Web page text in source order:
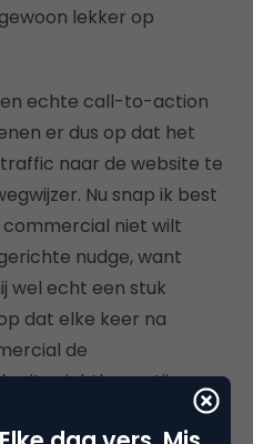
lekker op
echte call-to-action
er dus op dat het
naar de website te
Nu snap ik best
commercial niet wilt
nudge, want
wel echt een stuk
dat elke keer na
de
site zichtbaar stijgen.
dat ook wel voor die